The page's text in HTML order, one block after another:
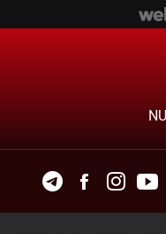
TelegramFacebook